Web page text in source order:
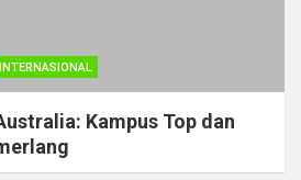
INTERNASIONAL
Kampus Top dan